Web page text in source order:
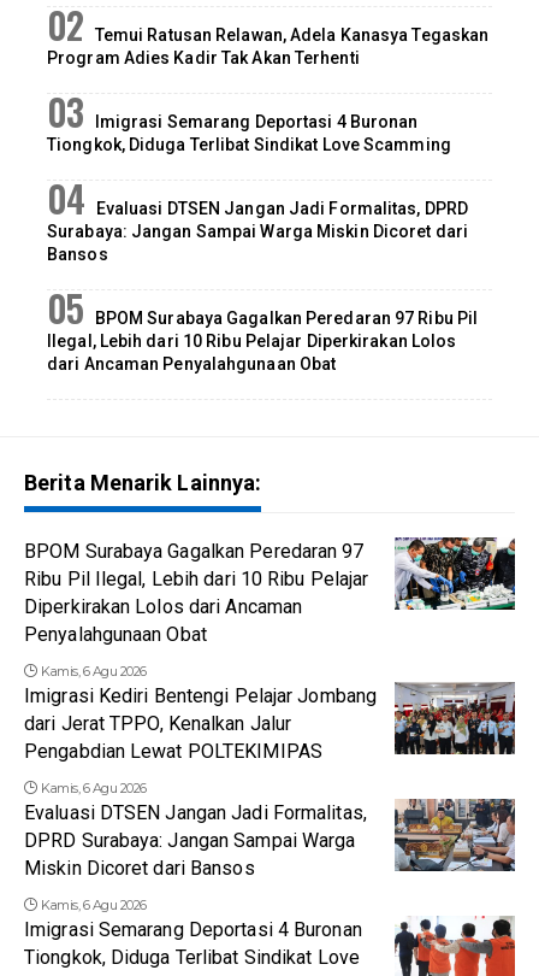
Temui Ratusan Relawan, Adela Kanasya Tegaskan
Program Adies Kadir Tak Akan Terhenti
Imigrasi Semarang Deportasi 4 Buronan
Tiongkok, Diduga Terlibat Sindikat Love Scamming
Evaluasi DTSEN Jangan Jadi Formalitas, DPRD
Surabaya: Jangan Sampai Warga Miskin Dicoret dari
Bansos
BPOM Surabaya Gagalkan Peredaran 97 Ribu Pil
Ilegal, Lebih dari 10 Ribu Pelajar Diperkirakan Lolos
dari Ancaman Penyalahgunaan Obat
Berita Menarik Lainnya:
BPOM Surabaya Gagalkan Peredaran 97
Ribu Pil Ilegal, Lebih dari 10 Ribu Pelajar
Diperkirakan Lolos dari Ancaman
Penyalahgunaan Obat
Kamis, 6 Agu 2026
Imigrasi Kediri Bentengi Pelajar Jombang
dari Jerat TPPO, Kenalkan Jalur
Pengabdian Lewat POLTEKIMIPAS
Kamis, 6 Agu 2026
Evaluasi DTSEN Jangan Jadi Formalitas,
DPRD Surabaya: Jangan Sampai Warga
Miskin Dicoret dari Bansos
Kamis, 6 Agu 2026
Imigrasi Semarang Deportasi 4 Buronan
Tiongkok, Diduga Terlibat Sindikat Love